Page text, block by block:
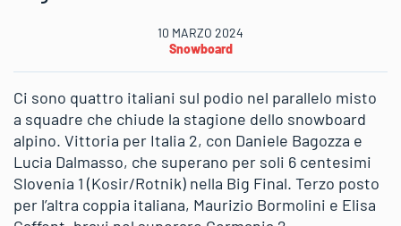
10 MARZO 2024
Snowboard
Ci sono quattro italiani sul podio nel parallelo misto
a squadre che chiude la stagione dello snowboard
alpino. Vittoria per Italia 2, con Daniele Bagozza e
Lucia Dalmasso, che superano per soli 6 centesimi
Slovenia 1 (Kosir/Rotnik) nella Big Final. Terzo posto
per l’altra coppia italiana, Maurizio Bormolini e Elisa